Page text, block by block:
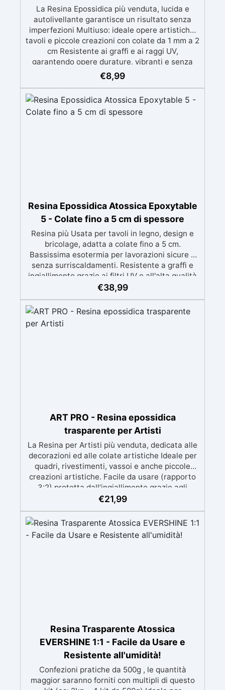
La Resina Epossidica più venduta, lucida e
autolivellante garantisce un risultato senza
imperfezioni Multiuso: ideale opere artistiche,
tavoli e piccole creazioni con colate da 1 mm a 2
cm Resistente ai graffi e ai raggi UV,
garantendo opere durature, vibranti e senza
ingiallimenti nel tempo Bassa viscosità e
formula anti-bolle per risultati impeccabili,
Certificata Atossica post catalisi per contatto
con la pelle, BPA free e VoC Free
€8,99
Resina Epossidica Atossica Epoxytable
5 - Colate fino a 5 cm di spessore
Resina più Usata per tavoli in legno, design e
bricolage, adatta a colate fino a 5 cm.
Bassissima esotermia per lavorazioni sicure e
senza surriscaldamenti. Resistente a graffi e
ingiallimento grazie ai filtri UV e all'alta qualità
meccanica. Bassa viscosità per eliminare bolle
BPA/VOC free e certificata per il contatto
prolungato con la pelle.
€38,99
ART PRO - Resina epossidica
trasparente per Artisti
La Resina per Artisti più venduta, dedicata alle
decorazioni ed alle colate artistiche Ideale per
quadri, rivestimenti, vassoi e anche piccole
creazioni artistiche. Facile da usare (rapporto
3:2) protetta dall’ingiallimento grazie agli
speciali filtri UV Formula densa : non cola via,
in 12-24h garantendo una superficie lucida e
brillante
€21,99
Resina Trasparente Atossica
EVERSHINE 1:1 - Facile da Usare e
Resistente all'umidità!
Confezioni pratiche da 500g , le quantità
maggior saranno forniti con multipli di questo